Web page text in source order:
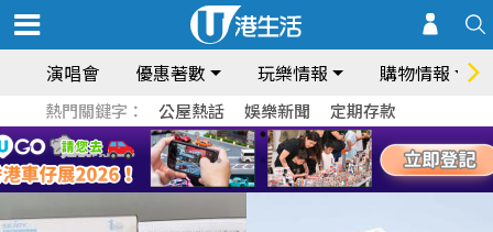
演唱會 優惠著數 玩樂情報 購物情報
熱門關鍵字： 公屋熱話 娛樂新聞 定期存款